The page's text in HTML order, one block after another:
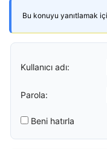
Bu konuyu yanıtlamak
Kullanıcı adı:
Parola:
Beni hatırla